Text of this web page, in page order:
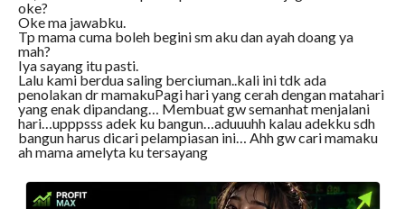
oke?
Oke ma jawabku.
Tp mama cuma boleh begini sm aku dan ayah doang ya
mah?
Iya sayang itu pasti.
Lalu kami berdua saling berciuman..kali ini tdk ada
penolakan dr mamakuPagi hari yang cerah dengan matahari
yang enak dipandang… Membuat gw semanhat menjalani
hari…upppsss adek ku bangun…aduuuhh kalau adekku sdh
bangun harus dicari pelampiasan ini… Ahh gw cari mamaku
ah mama amelyta ku tersayang